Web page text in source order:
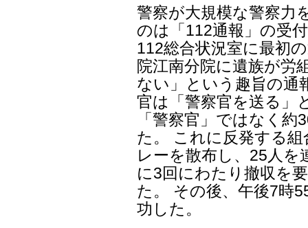
警察が大規模な警察力
のは「112通報」の受
112総合状況室に最初
院江南分院に遺族が労
ない」という趣旨の通
官は「警察官を送る」
「警察官」ではなく
た。 これに反発する
レーを散布し、25人を
に3回にわたり撤収を
た。 その後、午後7時
功した。